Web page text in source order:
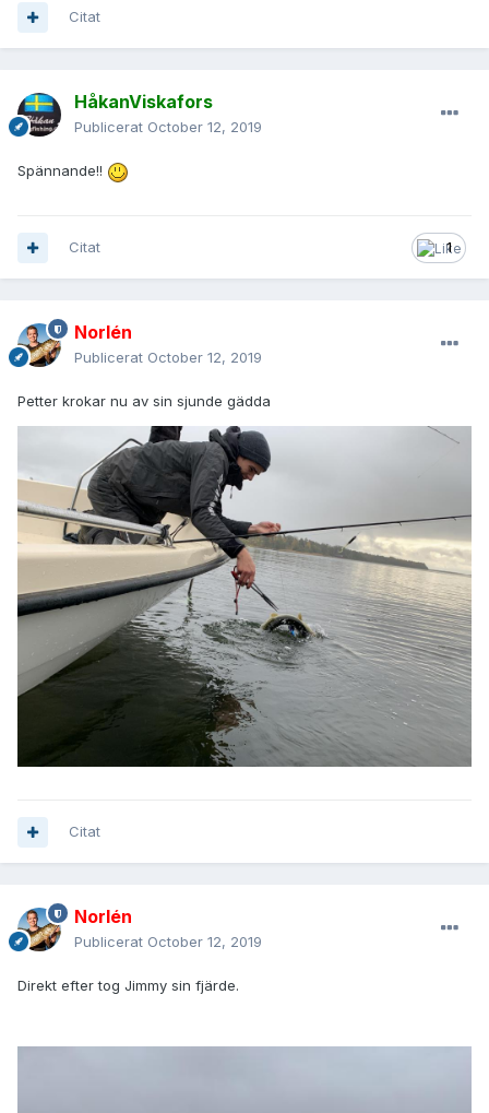
Citat
HåkanViskafors
Publicerat October 12, 2019
Spännande!!
1
Citat
Norlén
Publicerat October 12, 2019
Petter krokar nu av sin sjunde gädda
Citat
Norlén
Publicerat October 12, 2019
Direkt efter tog Jimmy sin fjärde.